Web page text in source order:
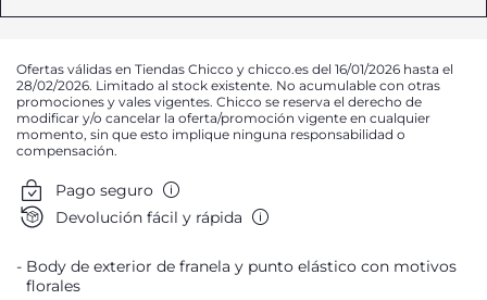
Avísame
Avísame
Ofertas válidas en Tiendas Chicco y chicco.es del 16/01/2026 hasta el
28/02/2026. Limitado al stock existente. No acumulable con otras
promociones y vales vigentes. Chicco se reserva el derecho de
modificar y/o cancelar la oferta/promoción vigente en cualquier
momento, sin que esto implique ninguna responsabilidad o
compensación.
Pago seguro
Devolución fácil y rápida
Body de exterior de franela y punto elástico con motivos
florales